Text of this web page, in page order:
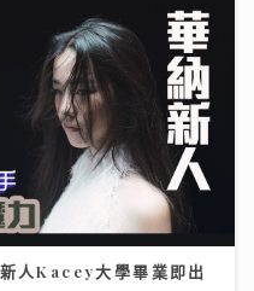
人Kacey大學畢業即出